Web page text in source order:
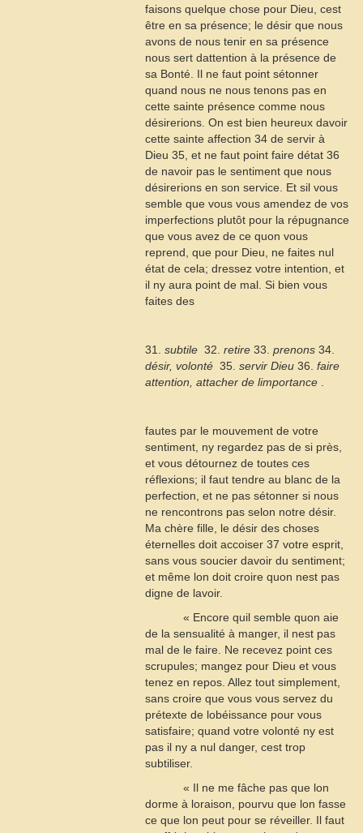
faisons quelque chose pour Dieu, cest
être en sa présence; le désir que nous
avons de nous tenir en sa présence
nous sert dattention à la présence de
sa Bonté. Il ne faut point sétonner
quand nous ne nous tenons pas en
cette sainte présence comme nous
désirerions. On est bien heureux davoir
cette sainte affection 34 de servir à
Dieu 35 , et ne faut point faire détat 36
de navoir pas le sentiment que nous
désirerions en son service. Et sil vous
semble que vous vous amendez de vos
imperfections plutôt pour la répugnance
que vous avez de ce quon vous
reprend, que pour Dieu, ne faites nul
état de cela; dressez votre intention, et
il ny aura point de mal. Si bien vous
faites des
31. subtile  32. retire 33. prenons 34.
désir, volonté  35. servir Dieu  36. faire
attention, attacher de limportance
fautes par le mouvement de votre
sentiment, ny regardez pas de si près,
et vous détournez de toutes ces
réflexions; il faut tendre au blanc de la
perfection, et ne pas sétonner si nous
ne rencontrons pas selon notre désir.
Ma chère fille, le désir des choses
éternelles doit accoiser 37 votre esprit,
sans vous soucier davoir du sentiment;
et même lon doit croire quon nest pas
digne de lavoir.
« Encore quil semble quon aie
de la sensualité à manger, il nest pas
mal de le faire. Ne recevez point ces
scrupules; mangez pour Dieu et vous
tenez en repos. Allez tout simplement,
sans croire que vous vous servez du
prétexte de lobéissance pour vous
satisfaire; quand votre volonté ny est
pas il ny a nul danger, cest trop
subtiliser.
« Il ne me fâche pas que lon
dorme à loraison, pourvu que lon fasse
ce que lon peut pour se réveiller. Il faut